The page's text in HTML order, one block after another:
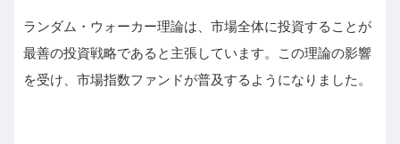
ランダム・ウォーカー理論は、市場全体に投資することが
最善の投資戦略であると主張しています。この理論の影響
を受け、市場指数ファンドが普及するようになりました。